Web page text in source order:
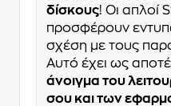
δίσκους! Οι απλοί
προσφέρουν
σχέση με τους
Αυτό έχει ως
άνοιγμα του
σου και των